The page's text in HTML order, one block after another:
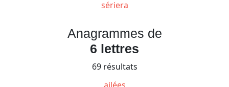
sériera
Anagrammes de
6 lettres
69 résultats